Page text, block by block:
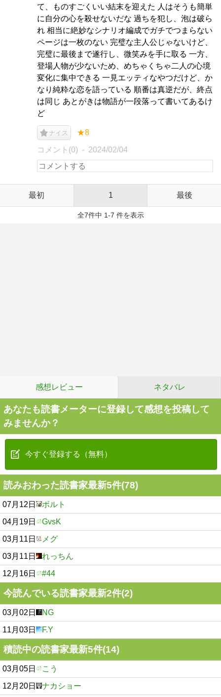
て、ものすごくいい結末を迎えた 人はそうも簡単
に自分の心を殺せないだな 過ちを犯し、泡は破ら
れ 相当に絶妙なシナリオ編成でガチでつまらない
ページは一枚のない 完璧な主人公じゃないけど、
完璧に最後まで遂行し、微笑みを手に取る 一方、
登場人物が少ないため、めちゃくちゃ二人の心境
変化に集中できる 一見エッティなやつだけど、か
なり純粋な恋を語っている 順番は真逆だが、終点
は同じ あとがきは物語が一段落って書いてあるけ
ど
ナイス ★8
コメント(0) 2024/02/04
最初 1 最後
全7件中 1-7 件を表示
感想レビュー ネタバレ
あなたも読書メーターに登録して感想を投稿して
みませんか？
今すぐ登録する（無料）
読みおわった読書家最新5件(78)
07月12日 ボルト
04月19日 GvsK
03月11日 メグ
03月11日 れっちん
12月16日 #44
今読んでいる読書家最新2件(2)
03月02日 NG
11月03日 F.Y
積読中の読書家最新5件(14)
03月05日 こう
12月20日 ナカショー